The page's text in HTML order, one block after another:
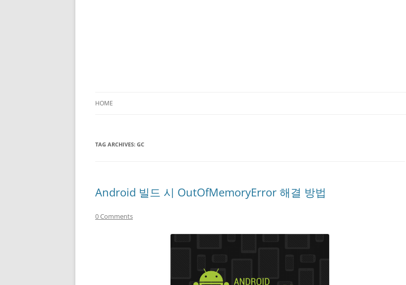
HOME
TAG ARCHIVES: GC
Android 빌드 시 OutOfMemoryError 해결 방법
0 Comments